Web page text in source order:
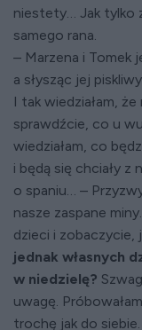
niestety… Jak tylko
samego rana.
– Marzena i Tomek
a słysząc jej
I tak wiedziałam,
sprawdźcie, co u
wiedziałam, co
i będą się chciały z
o spaniu… –
nasze zaspane
dzieci i zobaczycie,
jednak własnych
w niedzielę?
uwagę.
trochę jak do